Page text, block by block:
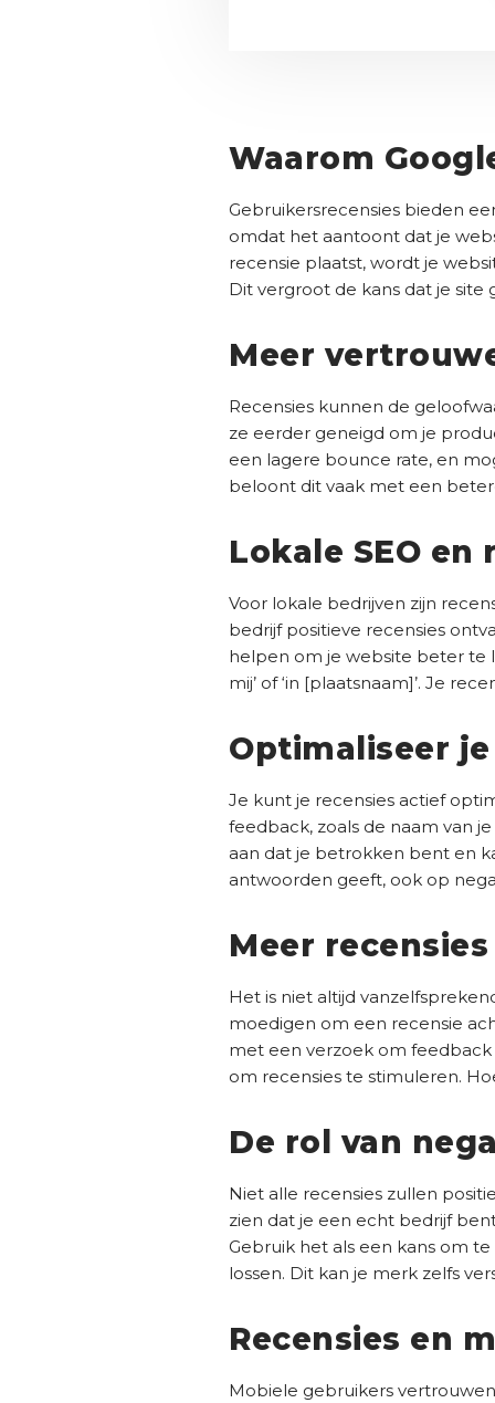
Waarom
Gebruikersrecensies bieden
omdat het aantoont dat je
recensie plaatst, wordt je
Dit vergroot de kans dat je
Meer
Recensies kunnen de
ze eerder geneigd om je
een lagere bounce rate, en
beloont dit vaak met een
Lokale SEO en
Voor lokale bedrijven zijn
bedrijf positieve recensies
helpen om je website beter te
mij’ of ‘in [plaatsnaam]’. Je
Optimaliseer
Je kunt je recensies actief
feedback, zoals de naam van
aan dat je betrokken bent en
antwoorden geeft, ook op
Meer
Het is niet altijd
moedigen om een recensie
met een verzoek om
om recensies te stimuleren.
De rol van
Niet alle recensies zullen
zien dat je een echt bedrijf
Gebruik het als een kans om
lossen. Dit kan je merk zelfs
Recensies en
Mobiele gebruikers